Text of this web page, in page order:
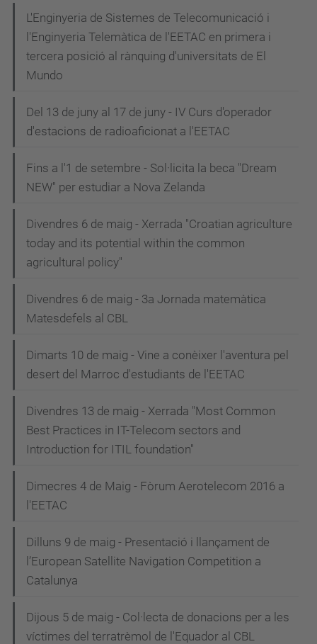
L'Enginyeria de Sistemes de Telecomunicació i
l'Enginyeria Telemàtica de l'EETAC en primera i
tercera posició al rànquing d'universitats de El
Mundo
Del 13 de juny al 17 de juny - IV Curs d'operador
d'estacions de radioaficionat a l'EETAC
Fins a l'1 de setembre - Sol·licita la beca "Dream
NEW" per estudiar a Nova Zelanda
Divendres 6 de maig - Xerrada "Croatian agriculture
today and its potential within the common
agricultural policy"
Divendres 6 de maig - 3a Jornada matemàtica
Matesdefels al CBL
Dimarts 10 de maig - Vine a conèixer l'aventura pel
desert del Marroc d'estudiants de l'EETAC
Divendres 13 de maig - Xerrada "Most Common
Best Practices in IT-Telecom sectors and
Introduction for ITIL foundation"
Dimecres 4 de Maig - Fòrum Aerotelecom 2016 a
l'EETAC
Dilluns 9 de maig - Presentació i llançament de
l’European Satellite Navigation Competition a
Catalunya
Dijous 5 de maig - Col·lecta de donacions per a les
víctimes del terratrèmol de l'Equador al CBL